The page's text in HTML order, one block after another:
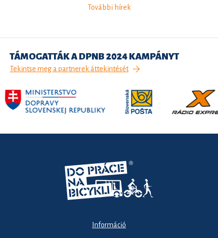
További hírek
TÁMOGATTÁK A DPNB 2024 KAMPÁNYT
Tekintse meg a partnerek áttekintését
Információ